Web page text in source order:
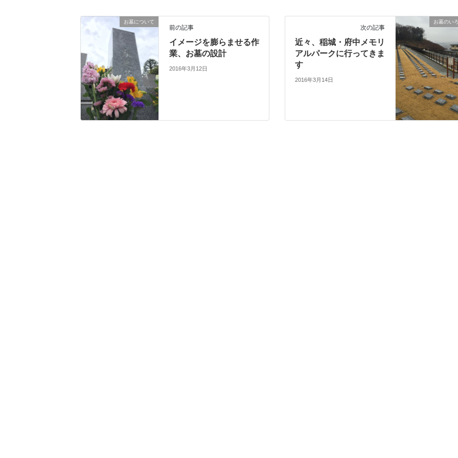
お墓について
前の記事
イメージを膨らませる作
業、お墓の設計
2016年3月12日
お墓のい
次の記事
近々、稲城・府中メモリ
アルパークに行ってきま
す
2016年3月14日